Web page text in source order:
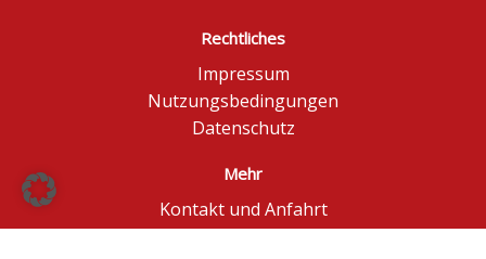
Rechtliches
Impressum
Nutzungsbedingungen
Datenschutz
Mehr
Kontakt und Anfahrt
Börse Düsseldorf